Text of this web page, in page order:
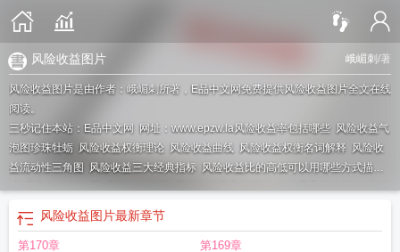
峨嵋刺 /著
风险收益图片
风险收益图片是由作者：峨嵋刺所著，E品中文网免费提供风险收益图片全文在线
阅读。
三秒记住本站：E品中文网 网址：www.epzw.la风险收益率包括哪些 风险收益气
泡图珍珠牡蛎 风险收益权衡理论 风险收益曲线 风险收益权衡名词解释 风险收
益流动性三角图 风险收益三大经典指标 风险收益比的高低可以用哪些方式描
算风险收益?
风险收益峨眉刺 风险收益率和风险报酬率一样吗
要收益率
的关系风险收益原则 风险收益率和平均风险收益率的区别
风险收益图片最新章节
第170章 第169章